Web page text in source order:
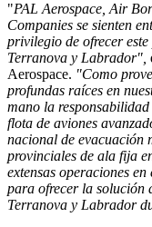
"PAL Aerospace, Air
Companies se sienten
privilegio de ofrecer
Terranova y Labrador",
Aerospace. "Como
profundas raíces en
mano la
flota de aviones
nacional de evacuación
provinciales de ala fija
extensas operaciones
para ofrecer la solución
Terranova y Labrador